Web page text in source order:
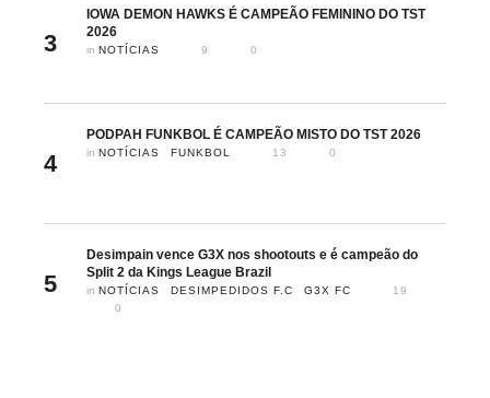
3
IOWA DEMON HAWKS É CAMPEÃO FEMININO DO TST
2026
in NOTÍCIAS 9 0
4
PODPAH FUNKBOL É CAMPEÃO MISTO DO TST 2026
in NOTÍCIAS FUNKBOL 13 0
5
Desimpain vence G3X nos shootouts e é campeão do
Split 2 da Kings League Brazil
in NOTÍCIAS DESIMPEDIDOS F.C G3X FC
19
0